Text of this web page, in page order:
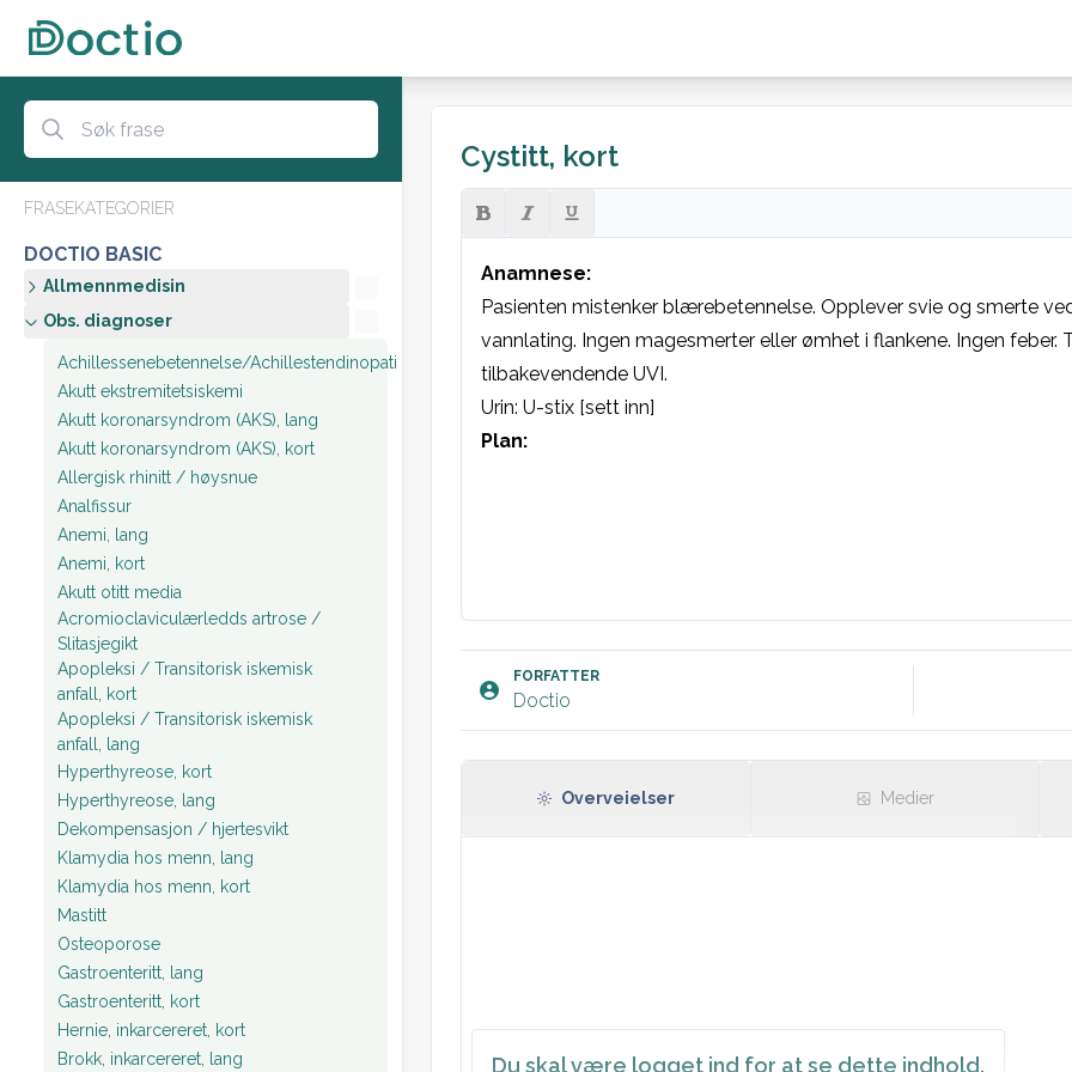
FRASEKATEGORIER
DOCTIO BASIC
Allmennmedisin
Obs. diagnoser
Achillessenebetennelse/Achillestendinopati
Akutt ekstremitetsiskemi
Akutt koronarsyndrom (AKS), lang
Akutt koronarsyndrom (AKS), kort
Allergisk rhinitt / høysnue
Analfissur
Anemi, lang
Anemi, kort
Akutt otitt media
Acromioclaviculærledds artrose /
Slitasjegikt
Apopleksi / Transitorisk iskemisk
anfall, kort
Apopleksi / Transitorisk iskemisk
anfall, lang
Hyperthyreose, kort
Hyperthyreose, lang
Dekompensasjon / hjertesvikt
Klamydia hos menn, lang
Klamydia hos menn, kort
Mastitt
Osteoporose
Gastroenteritt, lang
Gastroenteritt, kort
Hernie, inkarcereret, kort
Brokk, inkarcereret, lang
Cystitt, kort
Anamnese:
Pasienten mistenker blærebetennelse. Opplever svie og smerte
vannlating. Ingen magesmerter eller ømhet i flankene. Ingen
tilbakevendende UVI.
Urin: U-stix [sett inn]
Plan:
Du skal være logget ind for at se dette indhold.
FORFATTER
Doctio
Overveielser Medier